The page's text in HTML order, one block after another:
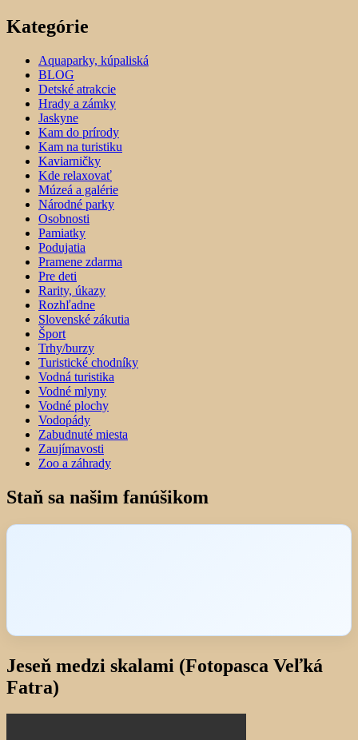
Kategórie
Aquaparky, kúpaliská
BLOG
Detské atrakcie
Hrady a zámky
Jaskyne
Kam do prírody
Kam na turistiku
Kaviarničky
Kde relaxovať
Múzeá a galérie
Národné parky
Osobnosti
Pamiatky
Podujatia
Pramene zdarma
Pre deti
Rarity, úkazy
Rozhľadne
Slovenské zákutia
Šport
Trhy/burzy
Turistické chodníky
Vodná turistika
Vodné mlyny
Vodné plochy
Vodopády
Zabudnuté miesta
Zaujímavosti
Zoo a záhrady
Staň sa našim fanúšikom
Jeseň medzi skalami (Fotopasca Veľká
Fatra)